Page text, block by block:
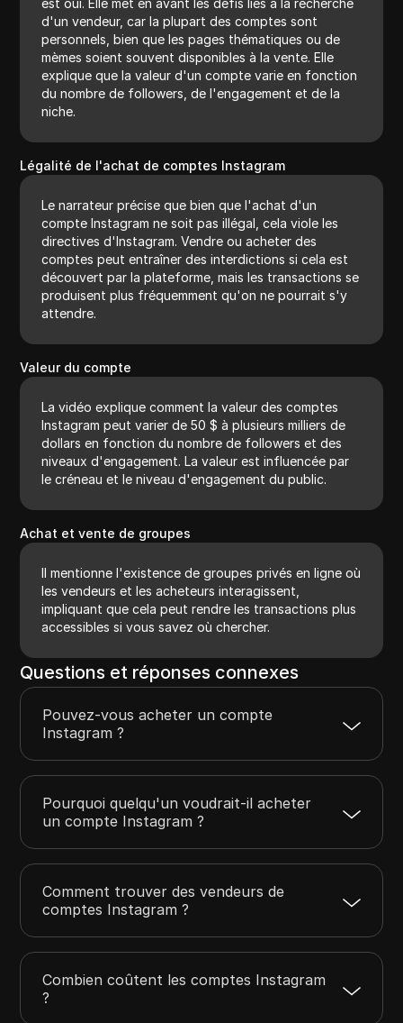
d'un vendeur, car la plupart des comptes sont
personnels, bien que les pages thématiques ou de
mèmes soient souvent disponibles à la vente. Elle
explique que la valeur d'un compte varie en fonction
du nombre de followers, de l'engagement et de la
niche.
Légalité de l'achat de comptes Instagram
Le narrateur précise que bien que l'achat d'un
compte Instagram ne soit pas illégal, cela viole les
directives d'Instagram. Vendre ou acheter des
comptes peut entraîner des interdictions si cela est
découvert par la plateforme, mais les transactions se
produisent plus fréquemment qu'on ne pourrait s'y
attendre.
Valeur du compte
La vidéo explique comment la valeur des comptes
Instagram peut varier de 50 $ à plusieurs milliers de
dollars en fonction du nombre de followers et des
niveaux d'engagement. La valeur est influencée par
le créneau et le niveau d'engagement du public.
Achat et vente de groupes
Il mentionne l'existence de groupes privés en ligne où
les vendeurs et les acheteurs interagissent,
impliquant que cela peut rendre les transactions plus
accessibles si vous savez où chercher.
Questions et réponses connexes
Pouvez-vous acheter un compte
Instagram ?
Pourquoi quelqu'un voudrait-il acheter
un compte Instagram ?
Comment trouver des vendeurs de
comptes Instagram ?
Combien coûtent les comptes Instagram
?